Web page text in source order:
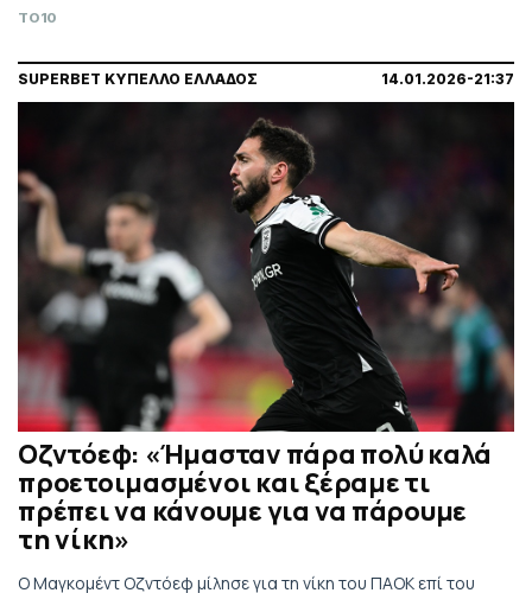
TO10
SUPERBET ΚΥΠΕΛΛΟ ΕΛΛΑΔΟΣ 14.01.2026-21:37
Οζντόεφ: «Ήμασταν πάρα πολύ καλά
προετοιμασμένοι και ξέραμε τι
πρέπει να κάνουμε για να πάρουμε
τη νίκη»
Ο Μαγκομέντ Οζντόεφ μίλησε για τη νίκη του ΠΑΟΚ επί του